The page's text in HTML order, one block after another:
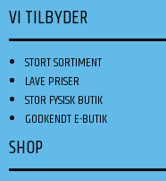
VI TILBYDER
STORT SORTIMENT
LAVE PRISER
STOR FYSISK BUTIK
GODKENDT E-BUTIK
SHOP